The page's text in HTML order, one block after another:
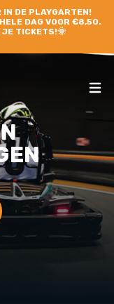
IN DE PLAYGARTEN!
DAG VOOR €8,50.
JE TICKETS!🌞